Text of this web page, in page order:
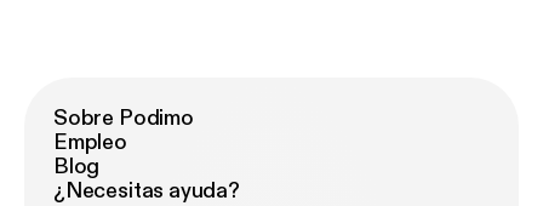
Sobre Podimo
Empleo
Blog
¿Necesitas ayuda?